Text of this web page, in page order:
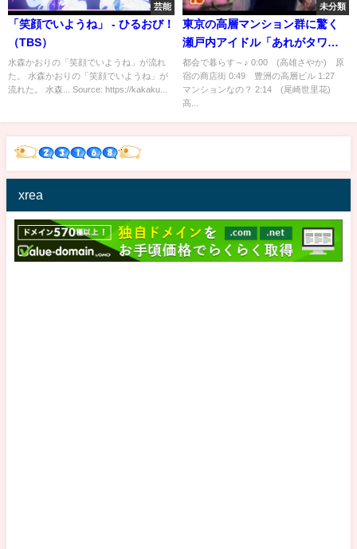
芸能
「笑顔でいようね」 - ひるおび！
（TBS）
水森かおりの「笑顔でいようね」が流れ
た。 水森かおりの「笑顔でいようね」が
流れた。 水森... Source: https://kakaku...
未分類
東京の高層マンション群に驚く
瀬戸内アイドル「あれがタワマ
ン！」【STU高雄さやか・尾崎
世里花】
都会で暮らす～♪ 0:00 (高雄さやか) 原
宿の商店街 0:49 豊洲の高層ビル 1:27
マンションなの？ 2:14 (尾崎世里花)
高...
xrea